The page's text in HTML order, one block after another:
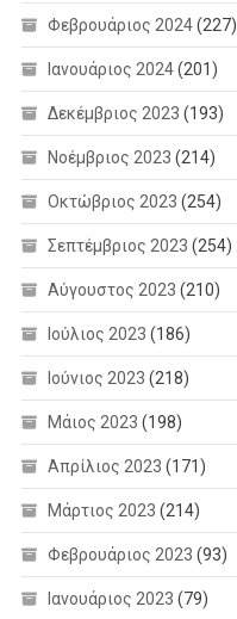
Φεβρουάριος 2024(227)
Ιανουάριος 2024(201)
Δεκέμβριος 2023 (193)
Νοέμβριος 2023 (214)
Οκτώβριος 2023 (254)
Σεπτέμβριος 2023 (254)
Αύγουστος 2023 (210)
Ιούλιος 2023 (186)
Ιούνιος 2023 (218)
Μάιος 2023 (198)
Απρίλιος 2023 (171)
Μάρτιος 2023 (214)
Φεβρουάριος 2023 (93)
Ιανουάριος 2023 (79)